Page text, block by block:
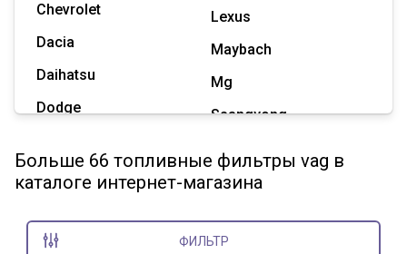
Chevrolet
Dacia
Daihatsu
Dodge
Great Wall
Hummer
Lexus
Maybach
Mg
Ssangyong
Tesla
Больше 66 топливные фильтры vag в
каталоге интернет-магазина
ФИЛЬТР